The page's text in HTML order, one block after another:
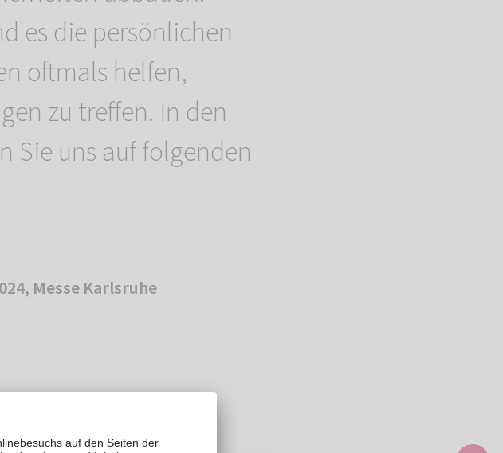
es die persönlichen
oftmals helfen,
zu treffen. In den
Sie uns auf folgenden
Messe Karlsruhe